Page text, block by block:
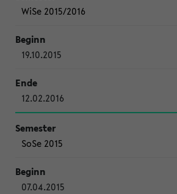
WiSe 2015/2016
19.10.2015
12.02.2016
SoSe 2015
07.04.2015